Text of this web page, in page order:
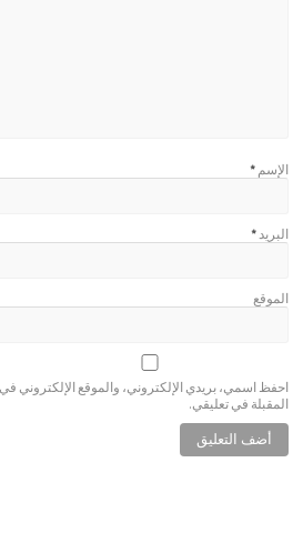
الإسم *
البريد*
الموقع
احفظ اسمي، بريدي الإلكتروني، والموقع الإلكتروني
المقبلة في تعليقي.